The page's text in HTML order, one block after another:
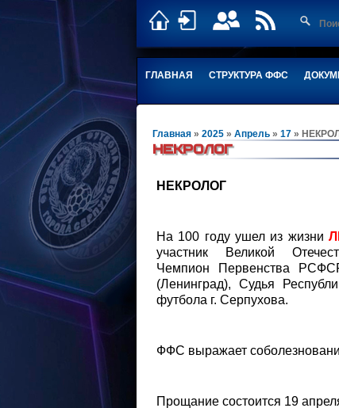
ГЛАВНАЯ СТРУКТУРА ФФС
Главная » 2025 » Апрель » 17 »
НЕКРОЛОГ
НЕКРОЛОГ
На 100 году ушел из жизни
участник Великой
Чемпион Первенства
(Ленинград), Судья
футбола г. Серпухова.
ФФС выражает
Прощание состоится 19